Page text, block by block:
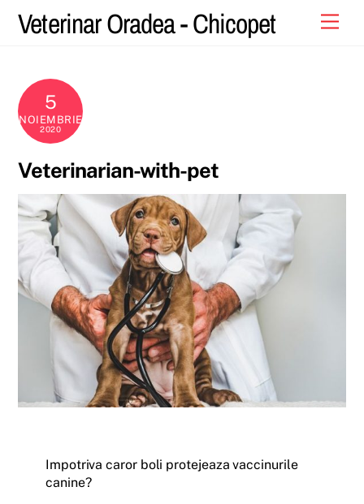
Veterinar Oradea - Chicopet
5
NOIEMBRIE
2020
Veterinarian-with-pet
Impotriva caror boli protejeaza vaccinurile
canine?